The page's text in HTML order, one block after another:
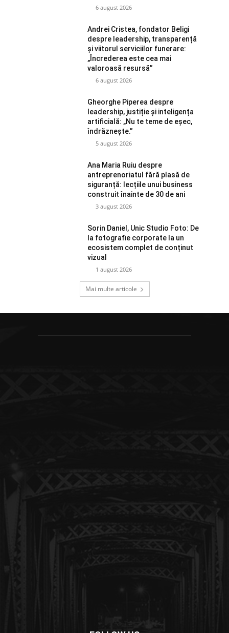
6 august 2026
Andrei Cristea, fondator Beligi
despre leadership, transparență
și viitorul serviciilor funerare:
„Încrederea este cea mai
valoroasă resursă”
6 august 2026
Gheorghe Piperea despre
leadership, justiție și inteligența
artificială: „Nu te teme de eșec,
îndrăznește.”
5 august 2026
Ana Maria Ruiu despre
antreprenoriatul fără plasă de
siguranță: lecțiile unui business
construit înainte de 30 de ani
3 august 2026
Sorin Daniel, Unic Studio Foto: De
la fotografie corporate la un
ecosistem complet de conținut
vizual
1 august 2026
Mai multe articole